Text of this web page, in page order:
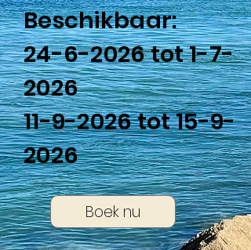
Beschikbaar:
24-6-2026tot 1-7-
2026
11-9-2026tot15-9-
2026
Boek nu